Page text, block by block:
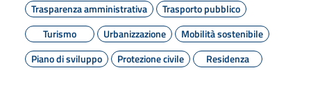
Trasparenza amministrativa
Trasporto pubblico
Turismo
Urbanizzazione
Mobilità sostenibile
Piano di sviluppo
Protezione civile Residenza